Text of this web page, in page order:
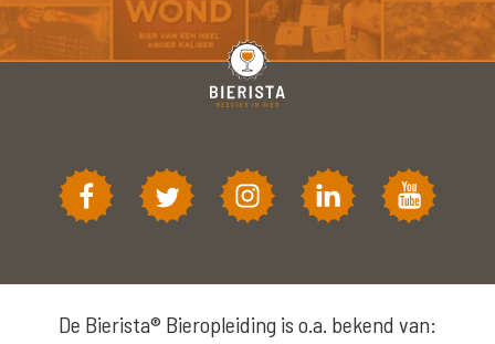
De Bierista® Bieropleiding is o.a. bekend van: